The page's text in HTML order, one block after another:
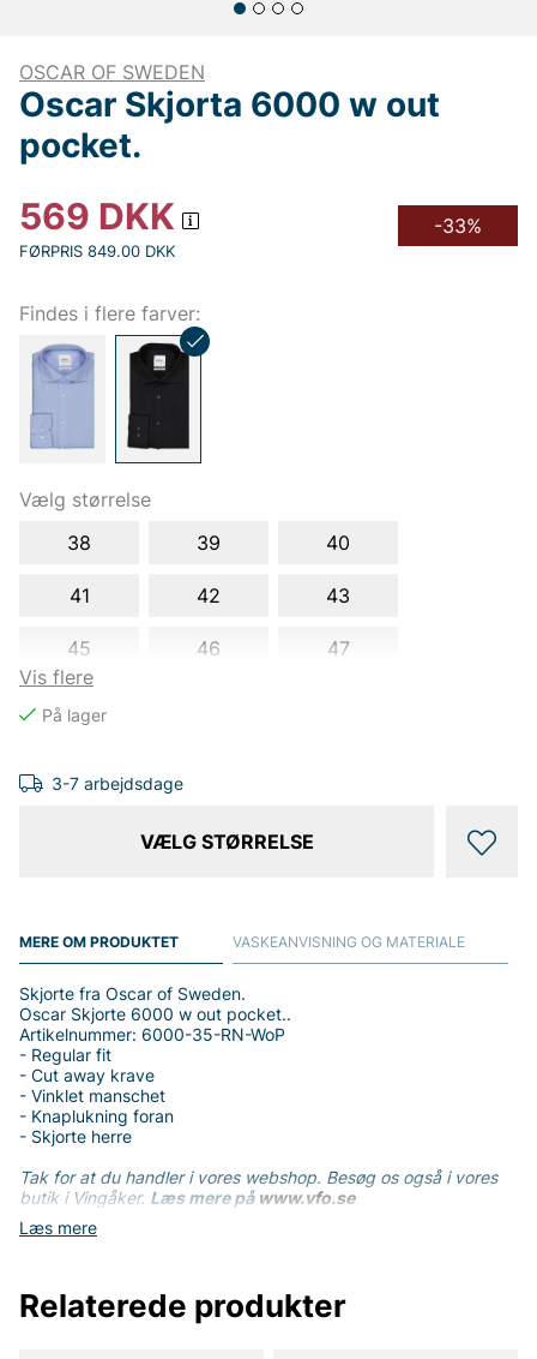
OSCAR OF SWEDEN
Oscar Skjorta 6000 w out
pocket.
569 DKK
FØRPRIS 849.00 DKK
-33%
Findes i flere farver:
Vælg størrelse
Vis flere
38 39 40
41 42 43
45 46 47
3-7 arbejdsdage
VÆLG STØRRELSE
MERE OM PRODUKTET
Læs mere
Skjorte fra Oscar of Sweden.
Oscar Skjorte 6000 w out pocket..
Artikelnummer: 6000-35-RN-WoP
- Regular fit
- Cut away krave
- Vinklet manschet
- Knaplukning foran
- Skjorte herre
Tak for at du handler i vores webshop. Besøg os også i vores
butik i Vingåker. Læs mere på www.vfo.se
VASKEANVISNING OG MATERIALE
Relaterede produkter